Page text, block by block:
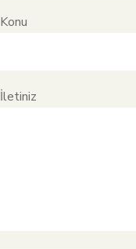
Konu
İletiniz